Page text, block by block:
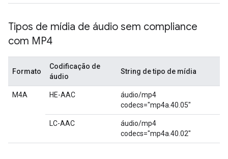
Tipos de mídia de áudio sem compliance
com MP4
Formato
Codificação de
áudio
String de tipo de mídia
M4A HE-AAC
áudio/mp4
codecs="mp4a.40.05"
LC-AAC
áudio/mp4
codecs="mp4a.40.02"